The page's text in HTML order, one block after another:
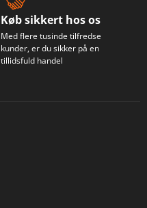
Køb sikkert hos os
Med flere tusinde tilfredse
kunder, er du sikker på en
tillidsfuld handel